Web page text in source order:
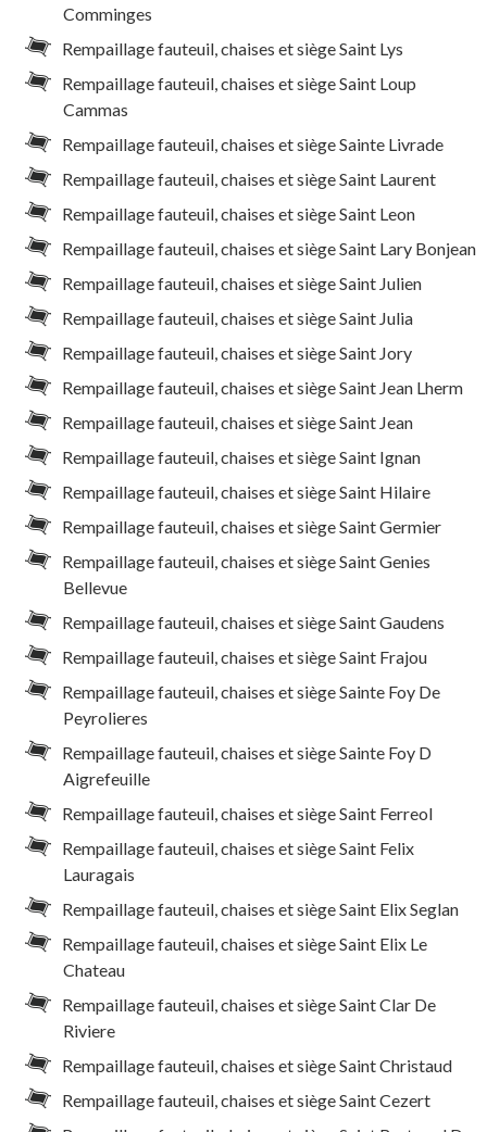
Comminges
Rempaillage fauteuil, chaises et siège Saint Lys
Rempaillage fauteuil, chaises et siège Saint Loup
Cammas
Rempaillage fauteuil, chaises et siège Sainte Livrade
Rempaillage fauteuil, chaises et siège Saint Laurent
Rempaillage fauteuil, chaises et siège Saint Leon
Rempaillage fauteuil, chaises et siège Saint Lary Bonjean
Rempaillage fauteuil, chaises et siège Saint Julien
Rempaillage fauteuil, chaises et siège Saint Julia
Rempaillage fauteuil, chaises et siège Saint Jory
Rempaillage fauteuil, chaises et siège Saint Jean Lherm
Rempaillage fauteuil, chaises et siège Saint Jean
Rempaillage fauteuil, chaises et siège Saint Ignan
Rempaillage fauteuil, chaises et siège Saint Hilaire
Rempaillage fauteuil, chaises et siège Saint Germier
Rempaillage fauteuil, chaises et siège Saint Genies
Bellevue
Rempaillage fauteuil, chaises et siège Saint Gaudens
Rempaillage fauteuil, chaises et siège Saint Frajou
Rempaillage fauteuil, chaises et siège Sainte Foy De
Peyrolieres
Rempaillage fauteuil, chaises et siège Sainte Foy D
Aigrefeuille
Rempaillage fauteuil, chaises et siège Saint Ferreol
Rempaillage fauteuil, chaises et siège Saint Felix
Lauragais
Rempaillage fauteuil, chaises et siège Saint Elix Seglan
Rempaillage fauteuil, chaises et siège Saint Elix Le
Chateau
Rempaillage fauteuil, chaises et siège Saint Clar De
Riviere
Rempaillage fauteuil, chaises et siège Saint Christaud
Rempaillage fauteuil, chaises et siège Saint Cezert